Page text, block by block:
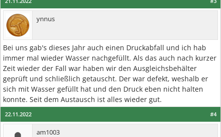
ynnus
Bei uns gab's dieses Jahr auch einen Druckabfall und ich hab
immer mal wieder Wasser nachgefüllt. Als das auch nach kurzer
Zeit wieder der Fall war haben wir den Ausgleichsbehälter
geprüft und schließlich getauscht. Der war defekt, weshalb er
sich mit Wasser gefüllt hat und den Druck eben nicht halten
konnte. Seit dem Austausch ist alles wieder gut.
#4
22.11.2022
am1003